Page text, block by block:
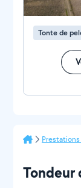
Tonte de
Tondeur